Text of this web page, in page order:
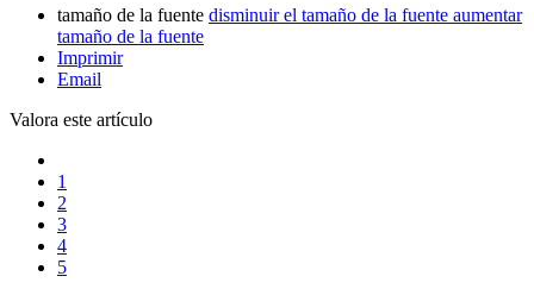
tamaño de la fuente disminuir el tamaño de la fuente aumentar
tamaño de la fuente
Imprimir
Email
Valora este artículo
1
2
3
4
5